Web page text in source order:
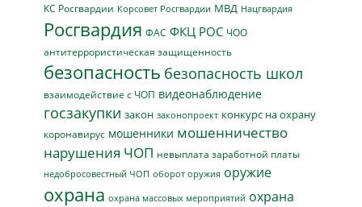
КС Росгвардии Корсовет Росгвардии МВД Нацгвардия
Росгвардия ФАС ФКЦ РОС ЧОО
антитеррористическая защищенность
безопасность безопасность школ
взаимодействие с ЧОП видеонаблюдение
госзакупки закон законопроект конкурс на охрану
коронавирус мошенники мошенничество
нарушения ЧОП невыплата заработной платы
недобросовестный ЧОП оборот оружия оружие
охрана охрана массовых мероприятий охрана